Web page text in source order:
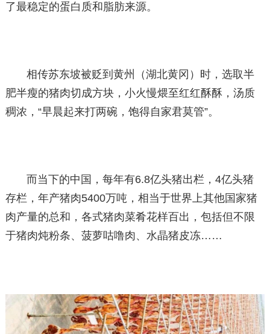
了最稳定的蛋白质和脂肪来源。
相传苏东坡被贬到黄州（湖北黄冈）时，选取半
肥半瘦的猪肉切成方块，小火慢煨至红红酥酥，汤质
稠浓，“早晨起来打两碗，饱得自家君莫管”。
而当下的中国，每年有6.8亿头猪出栏，4亿头猪
存栏，年产猪肉5400万吨，相当于世界上其他国家猪
肉产量的总和，各式猪肉菜肴花样百出，包括但不限
于猪肉炖粉条、菠萝咕噜肉、水晶猪皮冻……